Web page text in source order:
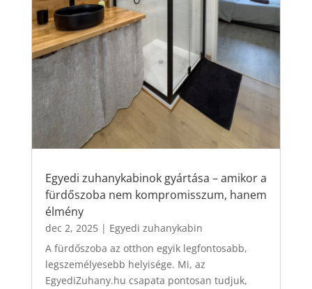
Egyedi zuhanykabinok gyártása – amikor a
fürdőszoba nem kompromisszum, hanem
élmény
dec 2, 2025| Egyedi zuhanykabin
A fürdőszoba az otthon egyik legfontosabb,
legszemélyesebb helyisége. Mi, az
EgyediZuhany.hu csapata pontosan tudjuk,